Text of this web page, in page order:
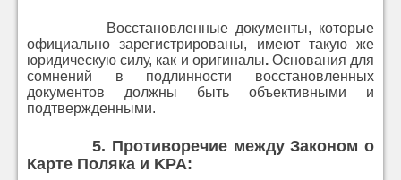
Восстановленные документы, которые
официально зарегистрированы, имеют такую же
юридическую силу, как и оригиналы.Основания для
сомнений в подлинности восстановленных
документов должны быть объективными и
подтвержденными.
5. Противоречие между Законом о
Карте Поляка и KPA: